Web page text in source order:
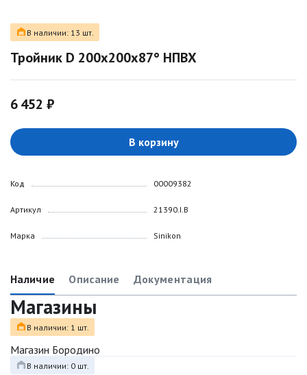
В наличии: 13 шт.
Тройник D 200х200х87° НПВХ
6 452 ₽
В корзину
Код
Артикул
Марка
00009382
21390.I.B
Sinikon
Наличие Описание Документация
Магазины
В наличии: 1 шт.
Магазин Бородино
В наличии: 0 шт.